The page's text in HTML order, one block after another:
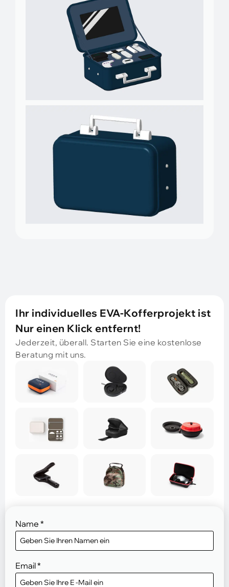
Name *
Email*
Ihr individuelles EVA-Kofferprojekt ist
Nur einen Klick entfernt!
Jederzeit, überall. Starten Sie eine kostenlose
Beratung mit uns.